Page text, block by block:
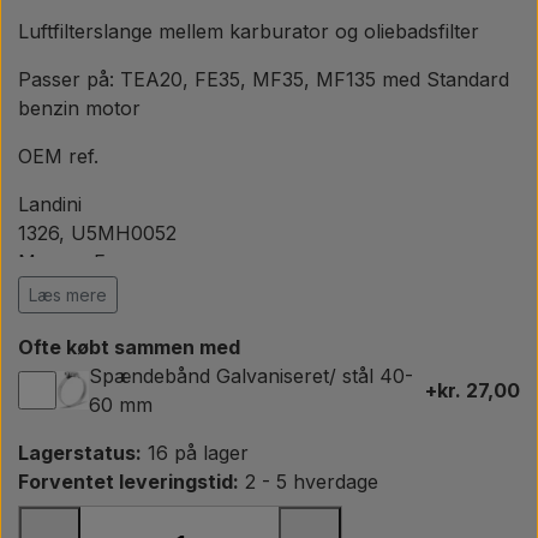
Maling Agricolour
Værksted/ Værktøj
Luftfilterslange mellem karburator og oliebadsfilter
Passer på: TEA20, FE35, MF35, MF135 med Standard
benzin motor
OEM ref.
Landini
1326, U5MH0052
Massey Ferguson
3638251M91, 3637572M1, U5MH0052, 1326
Perkins
U5MH0052
Zetor
70011306
Læs mere
Ofte købt sammen med
Spændebånd Galvaniseret/ stål 40-
60 mm
+kr. 27,00
Lagerstatus: 16 på lager
Forventet leveringstid: 2 - 5 hverdage